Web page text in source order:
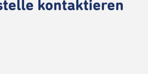
kontaktieren